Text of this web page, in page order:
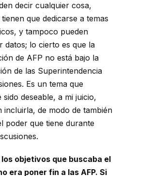
decir cualquier cosa,
que dedicarse a temas
y tampoco pueden
datos; lo cierto es que la
de AFP no está bajo la
de las Superintendencia
Es un tema que
sido deseable, a mi juicio,
incluirla, de modo de también
poder que tiene durante
los objetivos que buscaba el
era poner fin a las AFP. Si